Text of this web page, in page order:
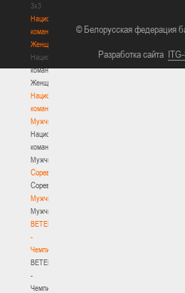
3х3
Национальная
команда.
Женщины
Национальная
команда.
Женщины
Национальная
команда.
Мужчины
Национальная
команда.
Мужчины
Соревнования
Соревнования
Мужчины
Мужчины
BETERA
-
Чемпионат
BETERA
-
Чемпионат
© Белорусская федерация
Разработка сайта